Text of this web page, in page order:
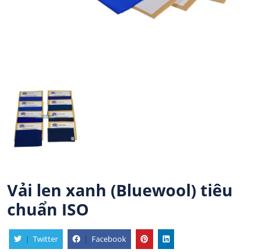
Vải len xanh (Bluewool) tiêu
chuẩn ISO
| Twitter | Facebook